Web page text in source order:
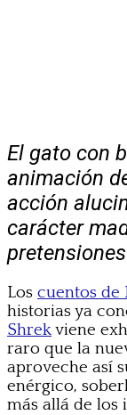
El gato con
animación
acción
carácter
pretensiones
Los cuentos de
historias ya
Shrekviene
raro que la
aproveche así
enérgico,
más allá de los